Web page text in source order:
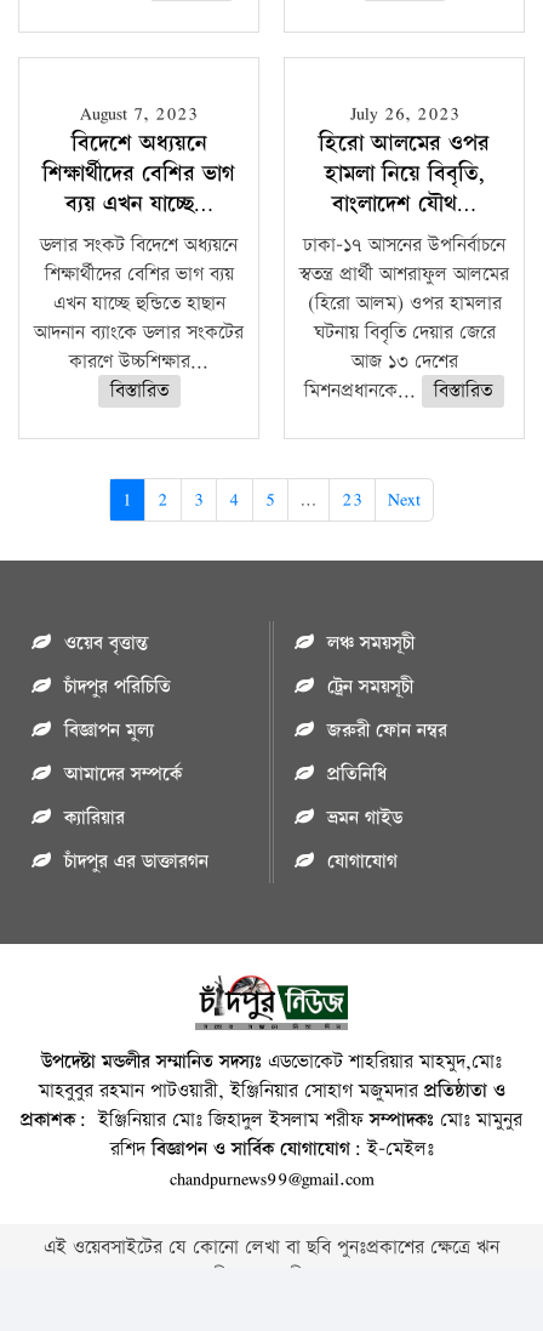
August 7, 2023
বিদেশে অধ্যয়নে
শিক্ষার্থীদের বেশির ভাগ
ব্যয় এখন যাচ্ছে…
ডলার সংকট বিদেশে অধ্যয়নে
শিক্ষার্থীদের বেশির ভাগ ব্যয়
এখন যাচ্ছে হুন্ডিতে হাছান
আদনান ব্যাংকে ডলার সংকটের
কারণে উচ্চশিক্ষার...
বিস্তারিত
July 26, 2023
হিরো আলমের ওপর
হামলা নিয়ে বিবৃতি,
বাংলাদেশ যৌথ…
ঢাকা-১৭ আসনের উপনির্বাচনে
স্বতন্ত্র প্রার্থী আশরাফুল আলমের
(হিরো আলম) ওপর হামলার
ঘটনায় বিবৃতি দেয়ার জেরে
আজ ১৩ দেশের
মিশনপ্রধানকে...
বিস্তারিত
1 2 3 4 5 … 23 Next
ওয়েব বৃত্তান্ত
চাঁদপুর পরিচিতি
বিজ্ঞাপন মুল্য
আমাদের সম্পর্কে
ক্যারিয়ার
চাঁদপুর এর ডাক্তারগন
লঞ্চ সময়সূচী
ট্রেন সময়সূচী
জরুরী ফোন নম্বর
প্রতিনিধি
ভ্রমন গাইড
যোগাযোগ
উপদেষ্টা মন্ডলীর সম্মানিত সদস্যঃ এডভোকেট শাহরিয়ার মাহমুদ,মোঃ
মাহবুবুর রহমান পাটওয়ারী, ইঞ্জিনিয়ার সোহাগ মজুমদারপ্রতিষ্ঠাতা ও
প্রকাশক: ইঞ্জিনিয়ার মোঃ জিহাদুল ইসলাম শরীফসম্পাদকঃ মোঃ মামুনুর
রশিদবিজ্ঞাপন ও সার্বিক যোগাযোগ: ই-মেইলঃ
chandpurnews99@gmail.com
এই ওয়েবসাইটের যে কোনো লেখা বা ছবি পুনঃপ্রকাশের ক্ষেত্রে ঋন
স্বীকার বাঞ্চনীয় ।